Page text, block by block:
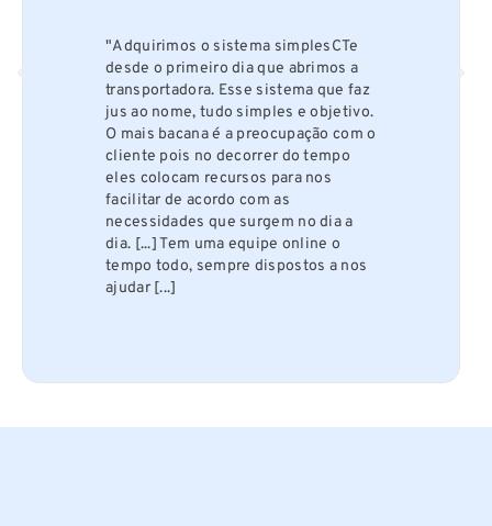
"Adquirimos o sistema simplesCTe
desde o primeiro dia que abrimos a
transportadora. Esse sistema que faz
jus ao nome, tudo simples e objetivo.
O mais bacana é a preocupação com o
cliente pois no decorrer do tempo
eles colocam recursos para nos
facilitar de acordo com as
necessidades que surgem no dia a
dia. [...] Tem uma equipe online o
tempo todo, sempre dispostos a nos
ajudar [...]